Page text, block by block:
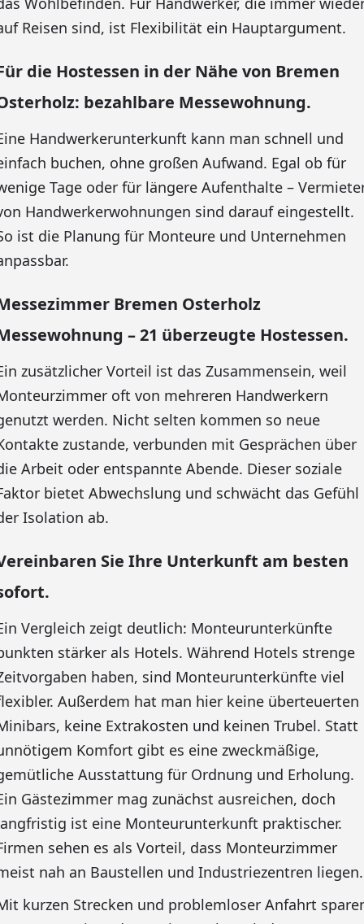
Reisen sind, ist Flexibilität ein Hauptargument.
die Hostessen in der Nähe von Bremen
bezahlbare Messewohnung.
Handwerkerunterkunft kann man schnell und
buchen, ohne großen Aufwand. Egal ob für
Tage oder für längere Aufenthalte –
Handwerkerwohnungen sind darauf eingestellt.
ist die Planung für Monteure und Unternehmen
Bremen Osterholz
– 21 überzeugte Hostessen.
zusätzlicher Vorteil ist das Zusammensein, weil
oft von mehreren Handwerkern
werden. Nicht selten kommen so neue
zustande, verbunden mit Gesprächen über
Arbeit oder entspannte Abende. Dieser soziale
bietet Abwechslung und schwächt das Gefühl
Isolation ab.
Sie Ihre Unterkunft am besten
Vergleich zeigt deutlich: Monteurunterkünfte
stärker als Hotels. Während Hotels strenge
haben, sind Monteurunterkünfte viel
Außerdem hat man hier keine überteuerten
keine Extrakosten und keinen Trubel. Statt
Komfort gibt es eine zweckmäßige,
Ausstattung für Ordnung und Erholung.
Gästezimmer mag zunächst ausreichen, doch
ist eine Monteurunterkunft praktischer.
sehen es als Vorteil, dass Monteurzimmer
nah an Baustellen und Industriezentren liegen.
kurzen Strecken und problemloser Anfahrt